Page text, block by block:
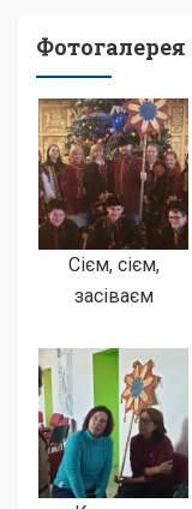
Фотогалерея
Сієм, сієм,
засіваєм